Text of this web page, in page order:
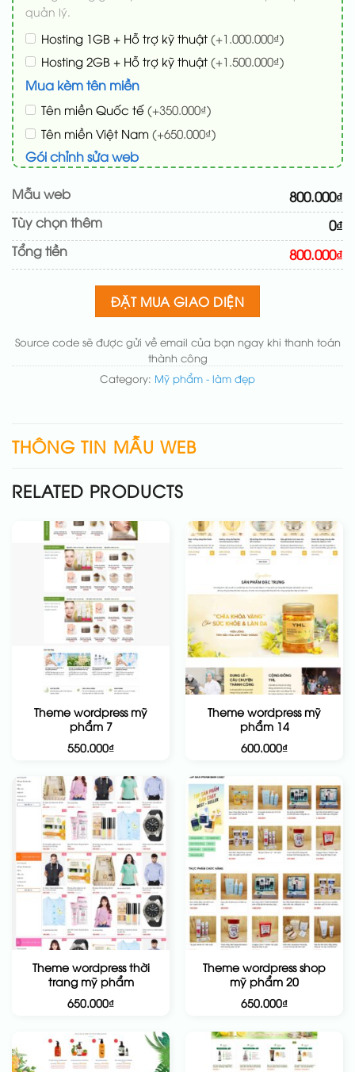
quản lý.
Hosting 1GB + Hỗ trợ kỹ thuật (+1.000.000₫)
Hosting 2GB + Hỗ trợ kỹ thuật (+1.500.000₫)
Mua kèm tên miền
Tên miền Quốc tế (+350.000₫)
Tên miền Việt Nam (+650.000₫)
Gói chỉnh sửa web
Thay logo + thông tin doanh nghiệp
(+50.000₫)
Đổi màu chủ đạo theo tông của logo
Sửa danh mục và sắp xếp lại đề mục menu cho
chuẩn(+200.000₫)
Thay đổi bố cục trang chủ (đơn giản)
Thêm các nút liên hệ nhanh(+50.000₫)
Mẫu web 800.000₫
Tùy chọn thêm 0₫
Tổng tiền 800.000₫
ĐẶT MUA GIAO DIỆN
Source code sẽ được gửi về email của bạn ngay khi thanh toán
thành công
Category: Mỹ phẩm - làm đẹp
THÔNG TIN MẪU WEB
RELATED PRODUCTS
Theme wordpress mỹ
phẩm 7
550.000₫
Theme wordpress mỹ
phẩm 14
600.000₫
Theme wordpress thời
trang mỹ phẩm
650.000₫
Theme wordpress shop
mỹ phẩm 20
650.000₫